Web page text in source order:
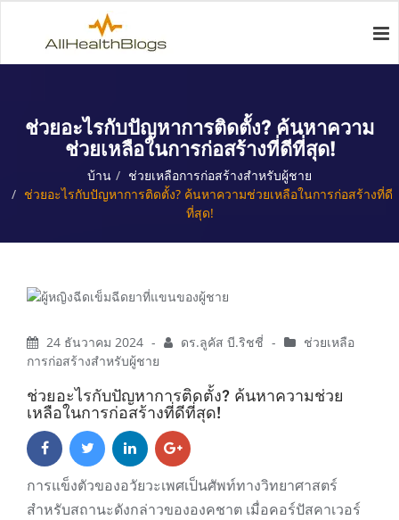
ช่วยอะไรกับปัญหาการติดตั้ง? ค้นหาความ
ช่วยเหลือในการก่อสร้างที่ดีที่สุด!
บ้าน
ช่วยเหลือการก่อสร้างสำหรับผู้ชาย
ช่วยอะไรกับปัญหาการติดตั้ง? ค้นหาความช่วยเหลือในการก่อสร้างที่ดี
ที่สุด!
24 ธันวาคม 2024 - ดร.ลูคัส บี.ริชชี่ -
ช่วยเหลือ
การก่อสร้างสำหรับผู้ชาย
ช่วยอะไรกับปัญหาการติดตั้ง? ค้นหาความช่วย
เหลือในการก่อสร้างที่ดีที่สุด!
การแข็งตัวของอวัยวะเพศเป็นศัพท์ทางวิทยาศาสตร์
สำหรับสถานะดังกล่าวขององคชาต เมื่อคอร์ปัสคาเวอร์